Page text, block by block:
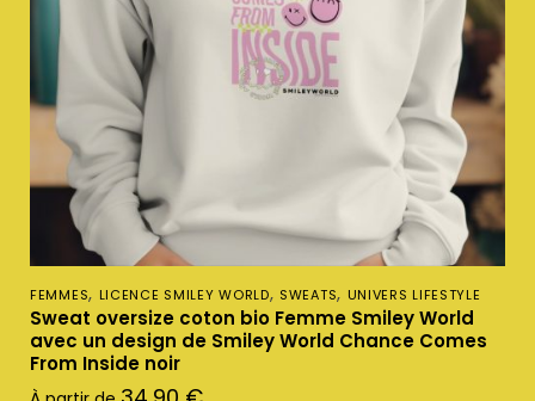
FEMMES, LICENCE SMILEY WORLD, SWEATS, UNIVERS LIFESTYLE
Sweat oversize coton bio Femme Smiley World
avec un design de Smiley World Chance Comes
From Inside noir